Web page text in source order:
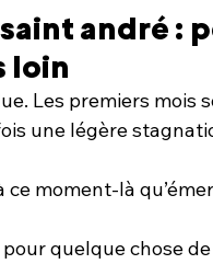
andré :
loin
Les premiers
une légère
ce moment-là
quelque chose